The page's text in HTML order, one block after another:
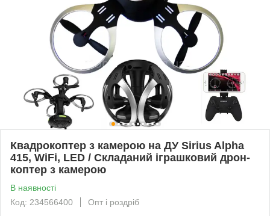
Квадрокоптер з камерою на ДУ Sirius Alpha
415, WiFi, LED / Складаний іграшковий дрон-
коптер з камерою
В наявності
Код: 234566400
Опт і роздріб